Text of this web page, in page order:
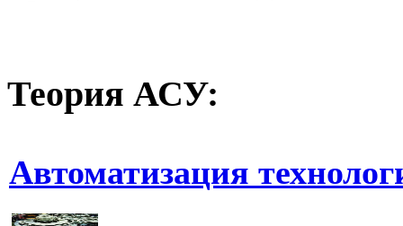
Теория АСУ:
Автоматизация